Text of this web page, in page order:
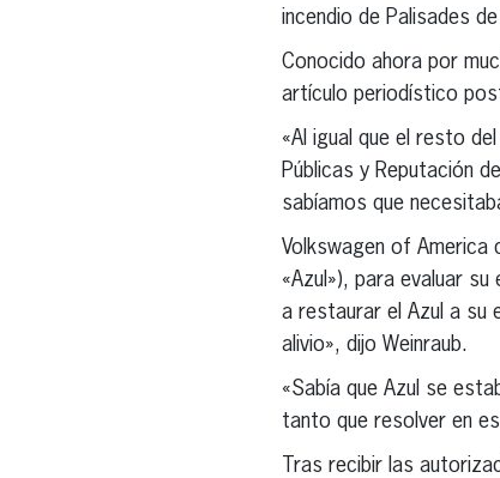
incendio de Palisades
Conocido ahora por
artículo periodístico
«Al igual que el resto
Públicas y Reputación
sabíamos que
Volkswagen of America
«Azul»), para evaluar
a restaurar el Azul a su
alivio», dijo Weinraub.
«Sabía que Azul se
tanto que resolver en
Tras recibir las